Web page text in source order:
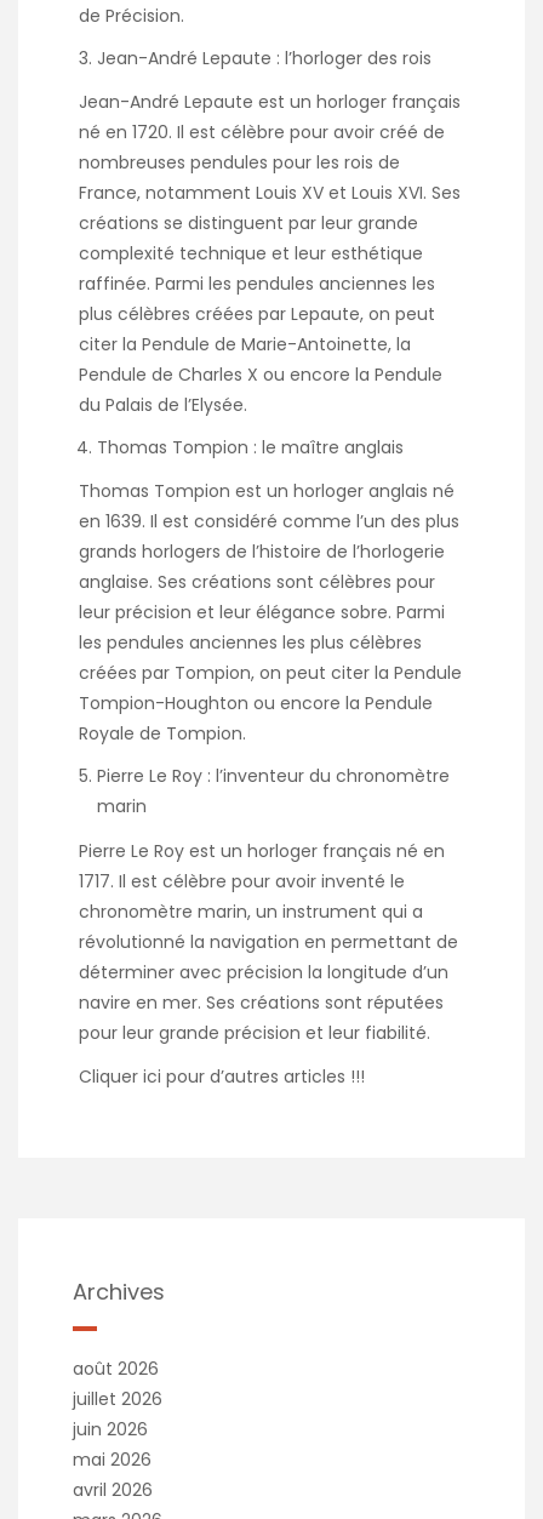
de Précision.
Jean-André Lepaute : l’horloger des rois
Jean-André Lepaute est un horloger français
né en 1720. Il est célèbre pour avoir créé de
nombreuses pendules pour les rois de
France, notamment Louis XV et Louis XVI. Ses
créations se distinguent par leur grande
complexité technique et leur esthétique
raffinée. Parmi les pendules anciennes les
plus célèbres créées par Lepaute, on peut
citer la Pendule de Marie-Antoinette, la
Pendule de Charles X ou encore la Pendule
du Palais de l’Elysée.
Thomas Tompion : le maître anglais
Thomas Tompion est un horloger anglais né
en 1639. Il est considéré comme l’un des plus
grands horlogers de l’histoire de l’horlogerie
anglaise. Ses créations sont célèbres pour
leur précision et leur élégance sobre. Parmi
les pendules anciennes les plus célèbres
créées par Tompion, on peut citer la Pendule
Tompion-Houghton ou encore la Pendule
Royale de Tompion.
Pierre Le Roy : l’inventeur du chronomètre
marin
Pierre Le Roy est un horloger français né en
1717. Il est célèbre pour avoir inventé le
chronomètre marin, un instrument qui a
révolutionné la navigation en permettant de
déterminer avec précision la longitude d’un
navire en mer. Ses créations sont réputées
pour leur grande précision et leur fiabilité.
Cliquer ici pour d’autres articles !!!
Archives
août 2026
juillet 2026
juin 2026
mai 2026
avril 2026